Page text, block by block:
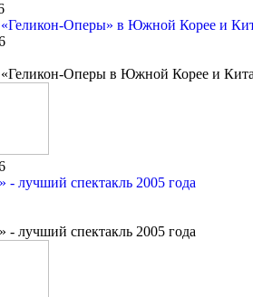
«Геликон-Оперы» в Южной Корее и
«Геликон-Оперы в Южной Корее и
- лучший спектакль 2005 года
- лучший спектакль 2005 года